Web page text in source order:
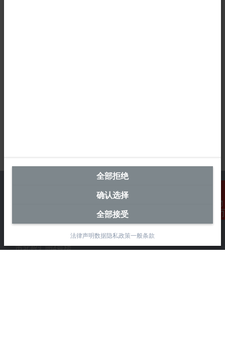
联系我们
毕孚自动化设备贸易(上海)有限公司
市北智汇园4号楼
全部拒绝
确认选择
全部接受
法律声明数据隐私政策一般条款